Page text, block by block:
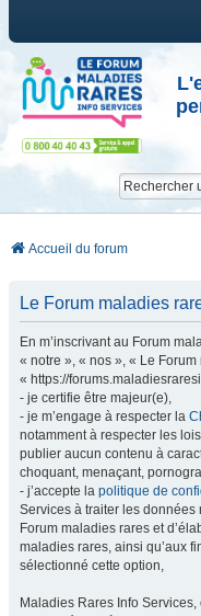
Accueil du forum
Le Forum maladies
En m’inscrivant au Forum
« notre », « nos », « Le
« https://
- je certifie être majeur(e),
- je m’engage à respecter la
notamment à respecter les
publier aucun contenu à
choquant, menaçant,
- j’accepte la politique de
Services à traiter les
Forum maladies rares et
maladies rares, ainsi qu’aux
sélectionné cette option,
Maladies Rares Info